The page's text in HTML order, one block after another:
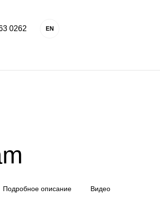
0262 EN
Подробное описание Видео